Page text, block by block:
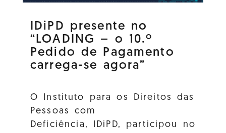
IDiPD presente no
“LOADING – o 10.º
Pedido de Pagamento
carrega-se agora”
O Instituto para os Direitos das
Pessoas com
Deficiência, IDiPD, participou no